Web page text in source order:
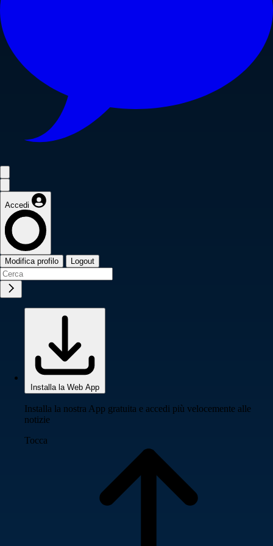
Accedi
Modifica profilo Logout
Installa la Web App
Installa la nostra App gratuita e accedi più velocemente alle
notizie
Tocca